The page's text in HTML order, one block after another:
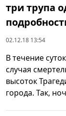
три трупа
02.12.18 13:54
В течение
случая
высоток
города. Так,